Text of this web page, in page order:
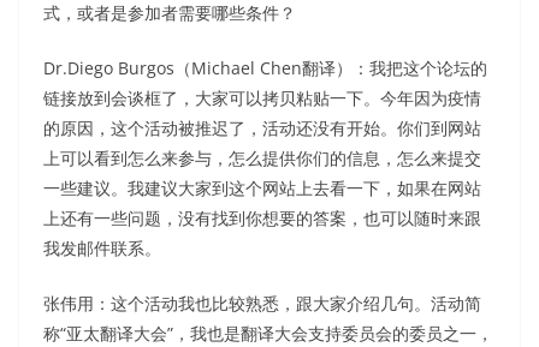
式，或者是参加者需要哪些条件？
Dr.Diego Burgos（Michael Chen翻译）：我把这个论坛的
链接放到会谈框了，大家可以拷贝粘贴一下。今年因为疫情
的原因，这个活动被推迟了，活动还没有开始。你们到网站
上可以看到怎么来参与，怎么提供你们的信息，怎么来提交
一些建议。我建议大家到这个网站上去看一下，如果在网站
上还有一些问题，没有找到你想要的答案，也可以随时来跟
我发邮件联系。
张伟用：这个活动我也比较熟悉，跟大家介绍几句。活动简
称“亚太翻译大会”，我也是翻译大会支持委员会的委员之一，